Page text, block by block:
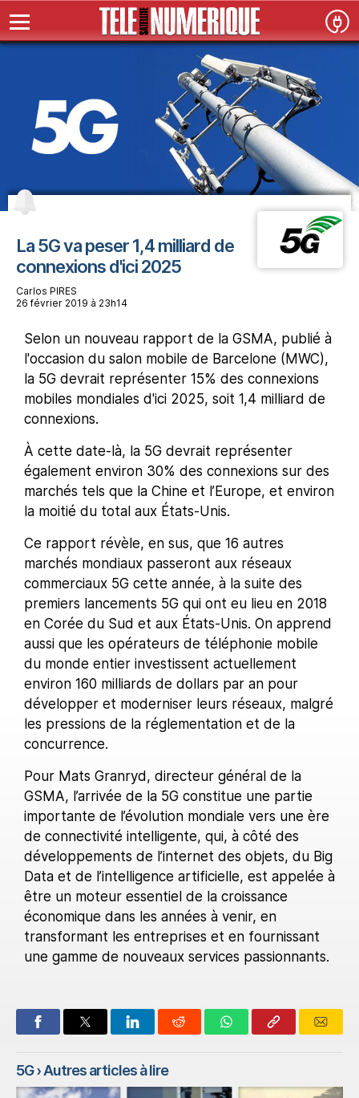
La 5G va peser 1,4 milliard de
connexions d'ici 2025
Carlos PIRES
26 février 2019 à 23h14
Selon un nouveau rapport de la GSMA, publié à
l'occasion du salon mobile de Barcelone (MWC),
la 5G devrait représenter 15% des connexions
mobiles mondiales d'ici 2025, soit 1,4 milliard de
connexions.
À cette date-là, la 5G devrait représenter
également environ 30% des connexions sur des
marchés tels que la Chine et l’Europe, et environ
la moitié du total aux États-Unis.
Ce rapport révèle, en sus, que 16 autres
marchés mondiaux passeront aux réseaux
commerciaux 5G cette année, à la suite des
premiers lancements 5G qui ont eu lieu en 2018
en Corée du Sud et aux États-Unis. On apprend
aussi que les opérateurs de téléphonie mobile
du monde entier investissent actuellement
environ 160 milliards de dollars par an pour
développer et moderniser leurs réseaux, malgré
les pressions de la réglementation et de la
concurrence.
Pour Mats Granryd, directeur général de la
GSMA, l’arrivée de la 5G constitue une partie
importante de l’évolution mondiale vers une ère
de connectivité intelligente, qui, à côté des
développements de l’internet des objets, du Big
Data et de l’intelligence artificielle, est appelée à
être un moteur essentiel de la croissance
économique dans les années à venir, en
transformant les entreprises et en fournissant
une gamme de nouveaux services passionnants.
5G› Autres articles à lire